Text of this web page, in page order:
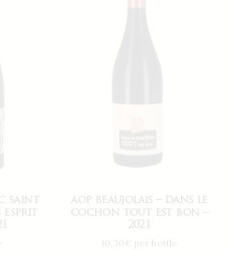
saint
aop beaujolais – dans le
cochon tout est bon –
2021
10,30€ per bottle